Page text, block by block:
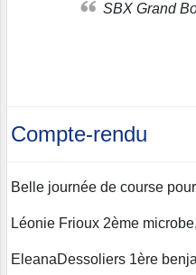
SBX Grand
Compte-rendu
Belle journée de course
Léonie Frioux 2ème
EleanaDessoliers 1ère